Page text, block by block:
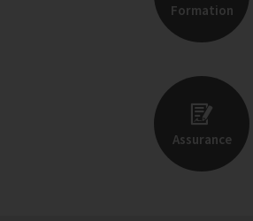
Formation
Assurance